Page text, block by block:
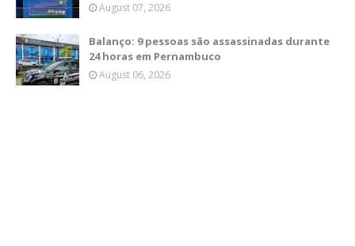
August 07, 2026
Balanço: 9 pessoas são assassinadas durante
24 horas em Pernambuco
August 06, 2026